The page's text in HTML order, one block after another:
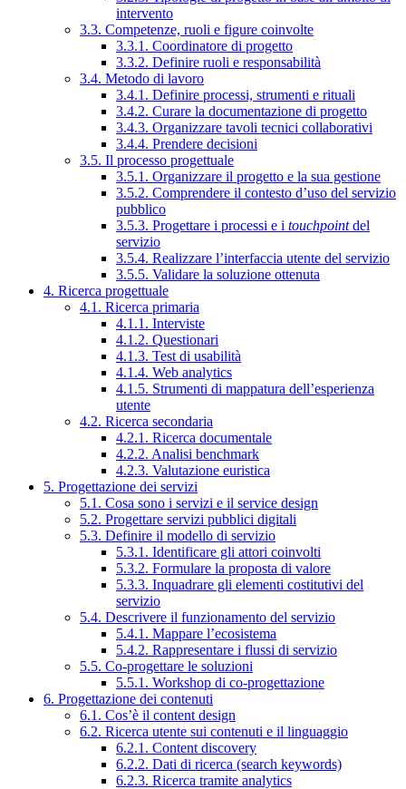
intervento
3.3. Competenze, ruoli e figure coinvolte
3.3.1. Coordinatore di progetto
3.3.2. Definire ruoli e responsabilità
3.4. Metodo di lavoro
3.4.1. Definire processi, strumenti e rituali
3.4.2. Curare la documentazione di progetto
3.4.3. Organizzare tavoli tecnici collaborativi
3.4.4. Prendere decisioni
3.5. Il processo progettuale
3.5.1. Organizzare il progetto e la sua gestione
3.5.2. Comprendere il contesto d’uso del servizio
pubblico
3.5.3. Progettare i processi e i touchpointdel
servizio
3.5.4. Realizzare l’interfaccia utente del servizio
3.5.5. Validare la soluzione ottenuta
4. Ricerca progettuale
4.1. Ricerca primaria
4.1.1. Interviste
4.1.2. Questionari
4.1.3. Test di usabilità
4.1.4. Web analytics
4.1.5. Strumenti di mappatura dell’esperienza
utente
4.2. Ricerca secondaria
4.2.1. Ricerca documentale
4.2.2. Analisi benchmark
4.2.3. Valutazione euristica
5. Progettazione dei servizi
5.1. Cosa sono i servizi e il service design
5.2. Progettare servizi pubblici digitali
5.3. Definire il modello di servizio
5.3.1. Identificare gli attori coinvolti
5.3.2. Formulare la proposta di valore
5.3.3. Inquadrare gli elementi costitutivi del
servizio
5.4. Descrivere il funzionamento del servizio
5.4.1. Mappare l’ecosistema
5.4.2. Rappresentare i flussi di servizio
5.5. Co-progettare le soluzioni
5.5.1. Workshop di co-progettazione
6. Progettazione dei contenuti
6.1. Cos’è il content design
6.2. Ricerca utente sui contenuti e il linguaggio
6.2.1. Content discovery
6.2.2. Dati di ricerca (search keywords)
6.2.3. Ricerca tramite analytics